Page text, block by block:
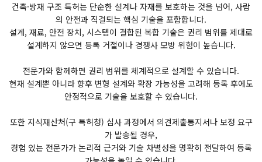
건축·방재 구조 특허는 단순한 설계나 자재를 보호하는 것을 넘어, 사람
의 안전과 직결되는 핵심 기술을 포함합니다.
설계, 재료, 안전 장치, 시스템이 결합된 복합 기술은 권리 범위를 제대로
설계하지 않으면 등록 거절이나 경쟁사 모방 위험이 높습니다.
전문가와 함께하면 권리 범위를 체계적으로 설계할 수 있습니다.
현재 설계뿐 아니라 향후 변형 설계와 확장 가능성을 고려해 등록 후에도
안정적으로 기술을 보호할 수 있습니다.
또한 지식재산처(구 특허청) 심사 과정에서 의견제출통지서나 보정 요구
가 발송될 경우,
경험 있는 전문가가 논리적 근거와 기술 차별성을 명확히 전달하여 등록